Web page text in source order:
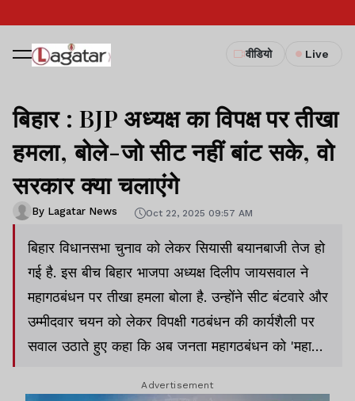
वीडियो Live
बिहार : BJP अध्यक्ष का विपक्ष पर तीखा
हमला, बोले-जो सीट नहीं बांट सके, वो
सरकार क्या चलाएंगे
By Lagatar News Oct 22, 2025 09:57 AM
बिहार विधानसभा चुनाव को लेकर सियासी बयानबाजी तेज हो
गई है. इस बीच बिहार भाजपा अध्यक्ष दिलीप जायसवाल ने
महागठबंधन पर तीखा हमला बोला है. उन्होंने सीट बंटवारे और
उम्मीदवार चयन को लेकर विपक्षी गठबंधन की कार्यशैली पर
सवाल उठाते हुए कहा कि अब जनता महागठबंधन को 'महा-
Advertisement